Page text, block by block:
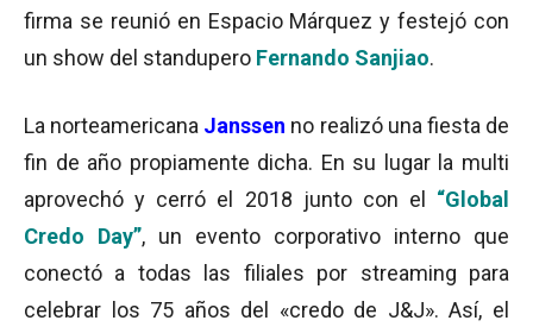
firma se reunió en Espacio Márquez y festejó con
un show del standupero Fernando Sanjiao.
La norteamericana Janssen no realizó una fiesta de
fin de año propiamente dicha. En su lugar la multi
aprovechó y cerró el 2018 junto con el “Global
Credo Day”, un evento corporativo interno que
conectó a todas las filiales por streaming para
celebrar los 75 años del «credo de J&J». Así, el